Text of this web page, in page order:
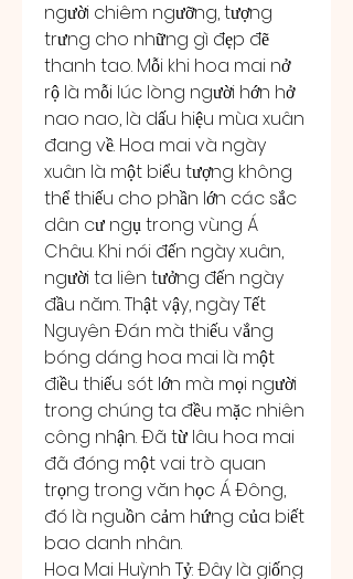
người chiêm ngưỡng, tượng
trưng cho những gì đẹp đẽ
thanh tao. Mỗi khi hoa mai nở
rộ là mỗi lúc lòng người hớn hở
nao nao, là dấu hiệu mùa xuân
đang về. Hoa mai và ngày
xuân là một biểu tượng không
thể thiếu cho phần lớn các sắc
dân cư ngụ trong vùng Á
Châu. Khi nói đến ngày xuân,
người ta liên tưởng đến ngày
đầu năm. Thật vậy, ngày Tết
Nguyên Đán mà thiếu vắng
bóng dáng hoa mai là một
điều thiếu sót lớn mà mọi người
trong chúng ta đều mặc nhiên
công nhận. Đã từ lâu hoa mai
đã đóng một vai trò quan
trọng trong văn học Á Đông,
đó là nguồn cảm hứng của biết
bao danh nhân.
Hoa Mai Huỳnh Tỷ: Đây là giống